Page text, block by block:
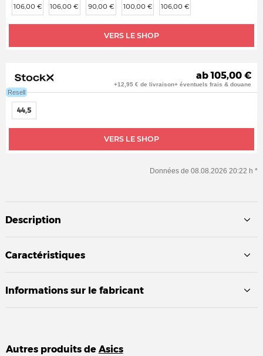
VERS LE SHOP
106,00 € 106,00 € 90,00 € 100,00 € 106,00 €
Resell
ab 105,00 €
+12,95 € de livraison+ éventuels frais & douane
VERS LE SHOP
44,5
Données de 08.08.2026 20:22 h *
Description
Caractéristiques
Informations sur le fabricant
Autres produits de Asics